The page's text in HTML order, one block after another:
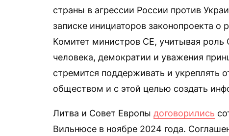
страны в агрессии России против
записке инициаторов законопроекта
Комитет министров СЕ, учитывая
человека, демократии и уважения
стремится поддерживать и укреплять
обществом и с этой целью создать
Литва и Совет Европы договорились
Вильнюсе в ноябре 2024 года.